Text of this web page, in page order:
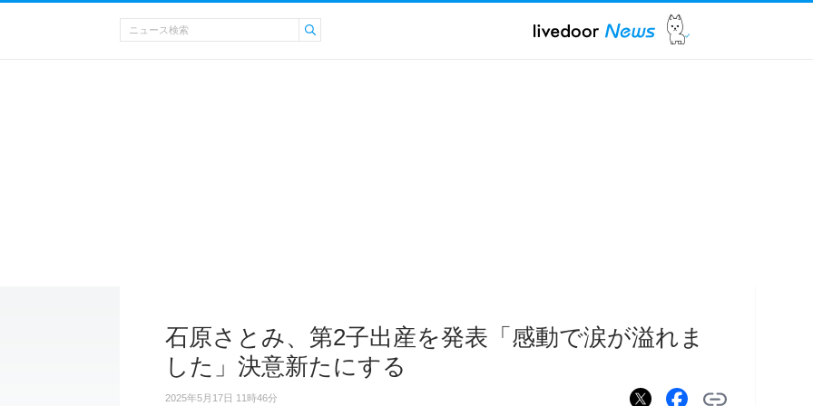
石原さとみ、第2子出産を発表「感動で涙が溢れま
した」決意新たにする
2025年5月17日 11時46分